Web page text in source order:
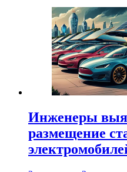
Инженеры
размещение